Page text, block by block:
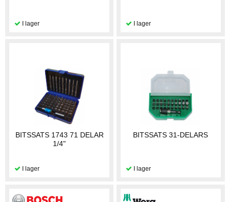
BITSSATS 1743 71 DELAR
1/4"
BITSSATS 31-DELARS